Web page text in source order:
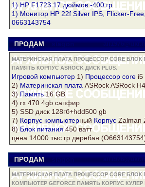
1) HP F1723 17 дюймов -400 гр
1) Монитор HP 22f Silver IPS, Flicker-
0663143754
ПРОДАМ slagon
МАТЕРИНСКАЯ ПЛАТА ПРОЦЕССОР CORE
ПАМЯТЬ КОРПУС ASROCK ДИСК PLUS.
Игровой компьютер 1) Процессор core i5
2) Материнская плата ASRockASRock
3)Память16 GB
4) rx 470 4gb сапфир
5) SSD диск 128гб+hdd500 gb
7) Корпус компьютерный Корпус Zalman
8)Блок питания450 ватт
цена 14000 тыс гр деребан
ПРОДАМ slagon
МАТЕРИНСКАЯ ПЛАТА ПРОЦЕССОР CORE БЛОК
КОМПЬЮТЕР GEFORCE ПАМЯТЬ КОРПУС КУЛЕР